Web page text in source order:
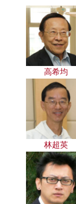
高希均
林超英